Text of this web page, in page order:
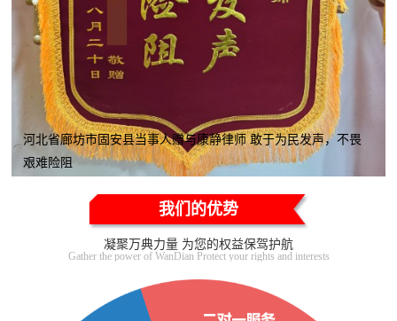
河北省廊坊市固安县当事人赠与康静律师 敢于为民发声，不畏
艰难险阻
我们的优势
凝聚万典力量 为您的权益保驾护航
Gather the power of WanDian Protect your rights and interests